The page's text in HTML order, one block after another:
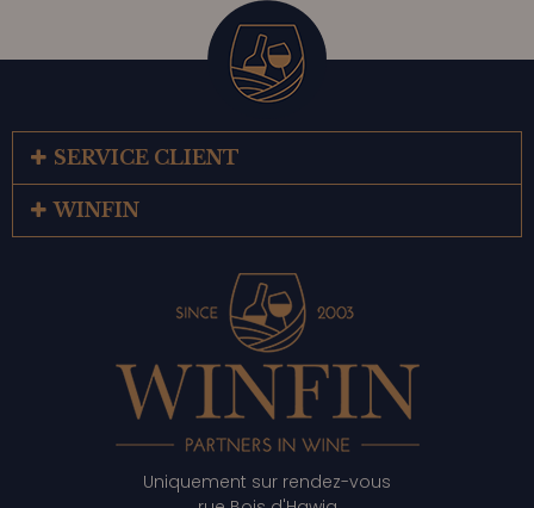
SERVICE CLIENT
WINFIN
Uniquement sur rendez-vous